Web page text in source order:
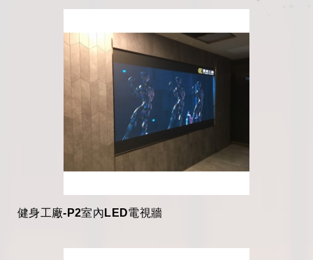
健身工廠-P2室內LED電視牆